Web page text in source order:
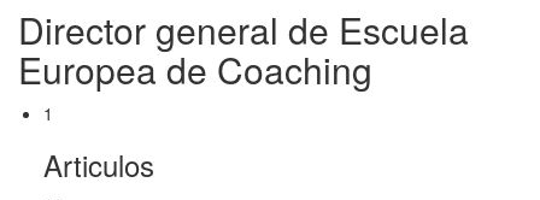
Director general de Escuela
Europea de Coaching
1
Articulos